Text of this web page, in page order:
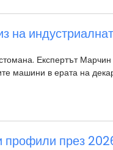
на
Експертът Марчин
машини в ерата на
през